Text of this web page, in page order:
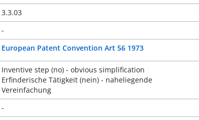
3.3.03
-
European Patent Convention Art 56 1973
Inventive step (no) - obvious simplification
Erfinderische Tätigkeit (nein) - naheliegende
Vereinfachung
-